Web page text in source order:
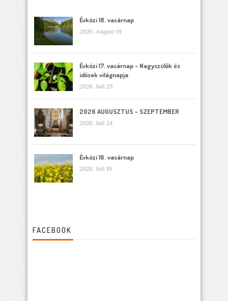
Évközi 18. vasárnap
2026. August 01
Évközi 17. vasárnap – Nagyszülők és
idősek világnapja
2026. Juli 25
2026 AUGUSZTUS – SZEPTEMBER
2026. Juli 24
Évközi 16. vasárnap
2026. Juli 19
FACEBOOK